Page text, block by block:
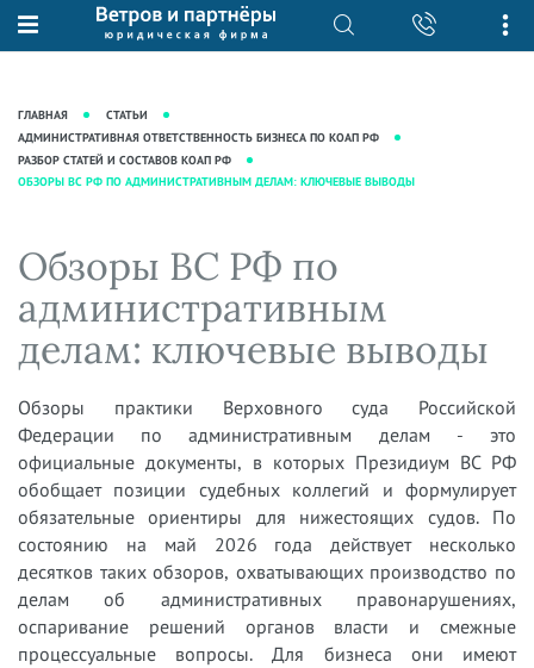
О нас
Рекомендации
Награды и рейтинги
Кейсы
Вакансии
Юридические услуги
Интеллектуальная собственность
Корпоративная практика
Сопровождение бизнеса
Ведение уголовных дел
Защита активов
Ведение дел о банкротстве
База знаний
практики"
Статьи
Видеоподкасты
Справочная
Вопросы-ответы
Вебинары и семинары
Прямые эфиры
ГЛАВНАЯ
СТАТЬИ
АДМИНИСТРАТИВНАЯ ОТВЕТСТВЕННОСТЬ БИЗНЕСА ПО КОАП РФ
РАЗБОР СТАТЕЙ И СОСТАВОВ КОАП РФ
ОБЗОРЫ ВС РФ ПО АДМИНИСТРАТИВНЫМ ДЕЛАМ: КЛЮЧЕВЫЕ ВЫВОДЫ
Обзоры ВС РФ по
административным
делам: ключевые выводы
Обзоры практики Верховного суда Российской
Федерации по административным делам - это
официальные документы, в которых Президиум ВС РФ
обобщает позиции судебных коллегий и формулирует
обязательные ориентиры для нижестоящих судов. По
состоянию на май 2026 года действует несколько
десятков таких обзоров, охватывающих производство по
делам об административных правонарушениях,
оспаривание решений органов власти и смежные
процессуальные вопросы. Для бизнеса они имеют